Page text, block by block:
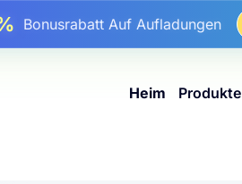
Bonusrabatt Auf Aufladungen
Rabatt Auf Statische IP-Käufe
Heim Produkte